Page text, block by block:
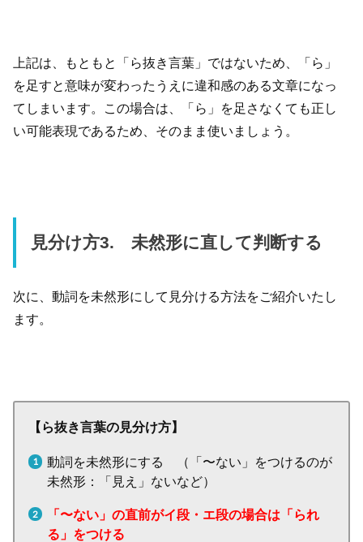
上記は、もともと「ら抜き言葉」ではないため、「ら」
を足すと意味が変わったうえに違和感のある文章になっ
てしまいます。この場合は、「ら」を足さなくても正し
い可能表現であるため、そのまま使いましょう。
見分け方3. 未然形に直して判断する
次に、動詞を未然形にして見分ける方法をご紹介いたし
ます。
【ら抜き言葉の見分け方】
動詞を未然形にする （「〜ない」をつけるのが
未然形：「見え」ないなど）
「〜ない」の直前がイ段・エ段の場合は「られ
る」をつける